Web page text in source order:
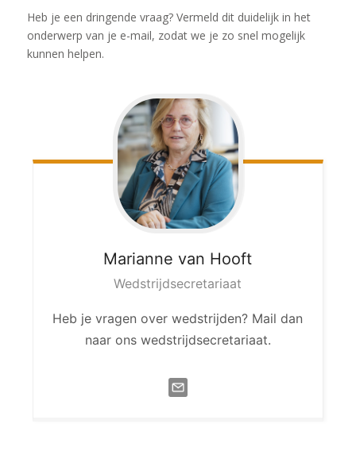
Heb je een dringende vraag? Vermeld dit duidelijk in het
onderwerp van je e-mail, zodat we je zo snel mogelijk
kunnen helpen.
Marianne van Hooft
Wedstrijdsecretariaat
Heb je vragen over wedstrijden? Mail dan
naar ons wedstrijdsecretariaat.